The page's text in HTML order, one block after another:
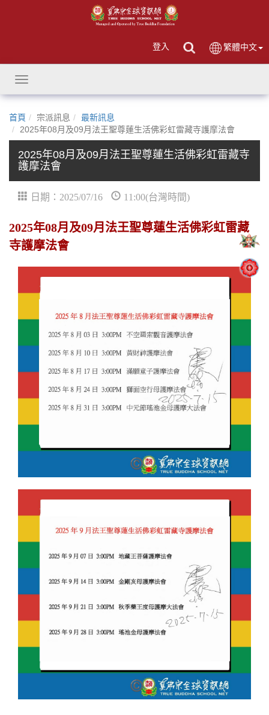
登入 繁體中文
Toggle
navigation
首頁 宗派訊息
最新訊息
2025年08月及09月法王聖尊蓮生活佛彩虹雷藏寺護摩法會
2025年08月及09月法王聖尊蓮生活佛彩虹雷藏寺
護摩法會
日期：2025/07/16 11:00(台灣時間)
2025年08月及09月法王聖尊蓮生活佛彩虹雷藏
寺護摩法會